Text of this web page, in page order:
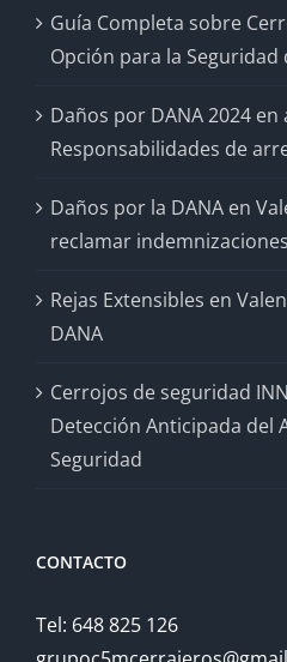
Guía Completa sobre
Opción para la
Daños por DANA 2024 en
Responsabilidades de
Daños por la DANA en
reclamar indemnizaciones
Rejas Extensibles en
DANA
Cerrojos de seguridad
Detección Anticipada del
Seguridad
CONTACTO
Tel: 648 825 126